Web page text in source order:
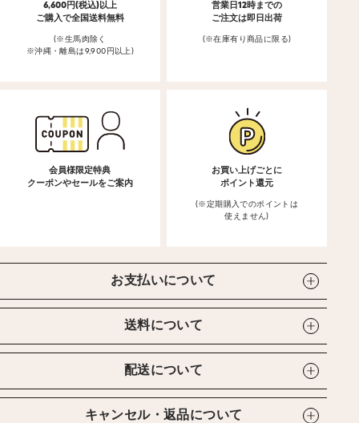
6,600円(税込)以上
ご購入で全国送料無料
(※生馬肉除く
※沖縄・離島は9,900円以上)
営業日12時までの
ご注文は即日出荷
(※在庫有り商品に限る)
会員様限定特典
クーポンやセールをご案内
お買い上げごとに
ポイント還元
(※定期購入でのポイントは
使えません)
お支払いについて
送料について
配送について
キャンセル・返品について